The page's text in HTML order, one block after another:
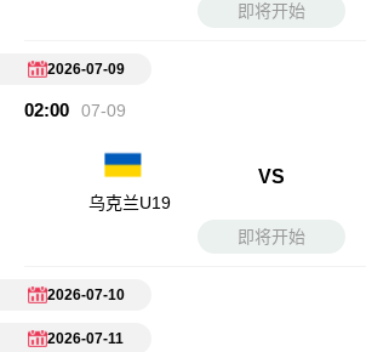
即将开始
2026-07-09
02:00 07-09
乌克兰U19
VS
即将开始
2026-07-10
2026-07-11